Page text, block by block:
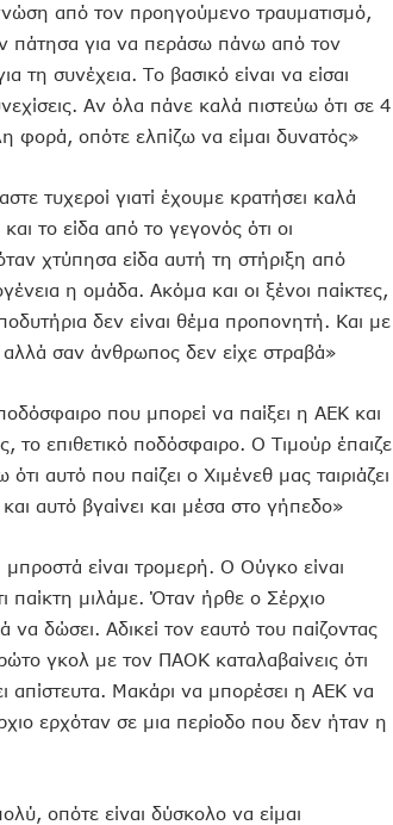
από τον προηγούμενο τραυματισμό,
πάτησα για να περάσω πάνω από τον
τη συνέχεια. Το βασικό είναι να είσαι
Αν όλα πάνε καλά πιστεύω ότι σε 4
φορά, οπότε ελπίζω να είμαι δυνατός»
τυχεροί γιατί έχουμε κρατήσει καλά
το είδα από το γεγονός ότι οι
χτύπησα είδα αυτή τη στήριξη από
η ομάδα. Ακόμα και οι ξένοι παίκτες,
δεν είναι θέμα προπονητή. Και με
αλλά σαν άνθρωπος δεν είχε στραβά»
που μπορεί να παίξει η ΑΕΚ και
το επιθετικό ποδόσφαιρο. Ο Τιμούρ έπαιζε
αυτό που παίζει ο Χιμένεθ μας ταιριάζει
αυτό βγαίνει και μέσα στο γήπεδο»
είναι τρομερή. Ο Ούγκο είναι
παίκτη μιλάμε. Όταν ήρθε ο Σέρχιο
να δώσει. Αδικεί τον εαυτό του παίζοντας
γκολ με τον ΠΑΟΚ καταλαβαίνεις ότι
απίστευτα. Μακάρι να μπορέσει η ΑΕΚ να
ερχόταν σε μια περίοδο που δεν ήταν η
οπότε είναι δύσκολο να είμαι